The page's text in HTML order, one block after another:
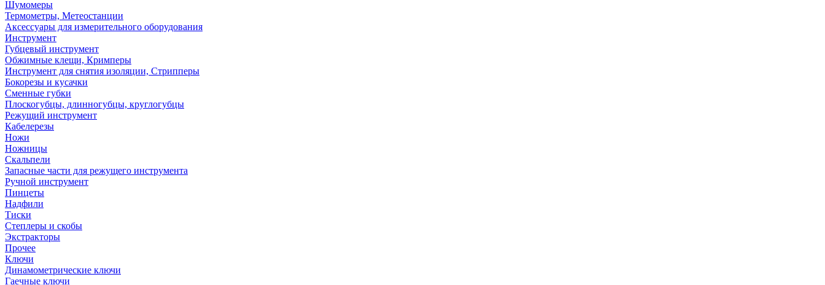
Шумомеры
Термометры, Метеостанции
Аксессуары для измерительного оборудования
Инструмент
Губцевый инструмент
Обжимные клещи, Кримперы
Инструмент для снятия изоляции, Стрипперы
Бокорезы и кусачки
Сменные губки
Плоскогубцы, длинногубцы, круглогубцы
Режущий инструмент
Кабелерезы
Ножи
Ножницы
Скальпели
Запасные части для режущего инструмента
Ручной инструмент
Пинцеты
Надфили
Тиски
Степлеры и скобы
Экстракторы
Прочее
Ключи
Динамометрические ключи
Гаечные ключи